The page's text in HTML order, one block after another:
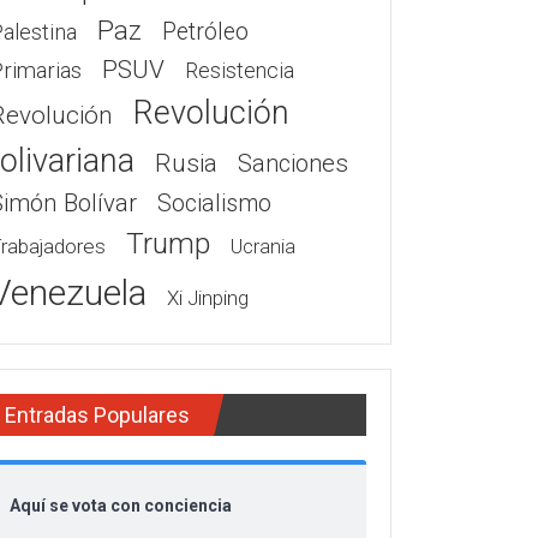
Paz Petróleo
PSUV Resistencia
Revolución
Rusia
Sanciones
Bolívar
Socialismo
Trump Ucrania
Xi Jinping
Entradas Populares
Aquí se vota con conciencia